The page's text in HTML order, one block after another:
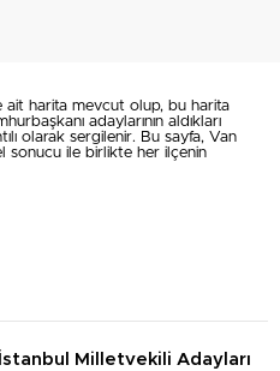
ait harita mevcut olup, bu harita
adaylarının aldıkları
olarak sergilenir. Bu sayfa, Van
sonucu ile birlikte her ilçenin
İstanbul Milletvekili Adayları